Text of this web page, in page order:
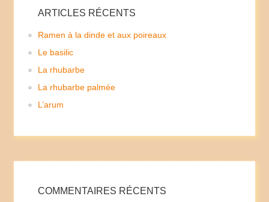
ARTICLES RÉCENTS
Ramen à la dinde et aux poireaux
Le basilic
La rhubarbe
La rhubarbe palmée
L’arum
COMMENTAIRES RÉCENTS